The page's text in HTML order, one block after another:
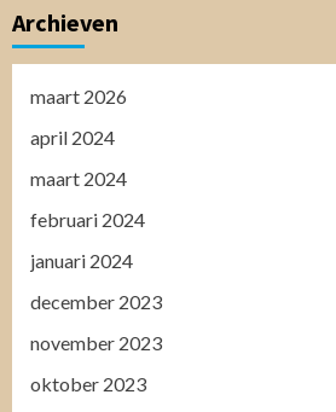
Archieven
maart 2026
april 2024
maart 2024
februari 2024
januari 2024
december 2023
november 2023
oktober 2023